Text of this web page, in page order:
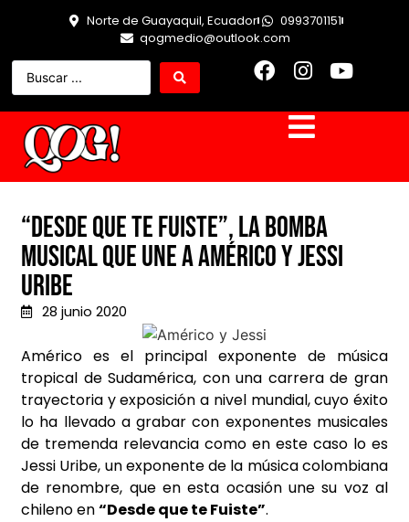
Norte de Guayaquil, Ecuador
0993701151
qogmedio@outlook.com
“Desde Que Te Fuiste”, la bomba
musical que une a Américo y Jessi
Uribe
28 junio 2020
Américo es el principal exponente de música
tropical de Sudamérica, con una carrera de gran
trayectoria y exposición a nivel mundial, cuyo éxito
lo ha llevado a grabar con exponentes musicales
de tremenda relevancia como en este caso lo es
Jessi Uribe, un exponente de la música colombiana
de renombre, que en esta ocasión une su voz al
chileno en“Desde que te Fuiste”.